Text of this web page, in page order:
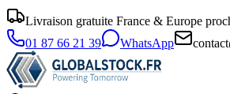
Livraison gratuite France & Europe
01 87 66 21 39
WhatsApp